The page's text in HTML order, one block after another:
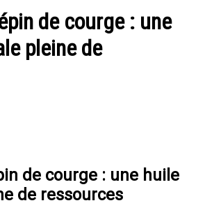
de courge : une
pleine de
de courge : une huile
de ressources